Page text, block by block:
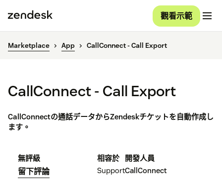
觀看示範
Marketplace App CallConnect - Call Export
CallConnect - Call Export
CallConnectの通話データからZendeskチケットを自動作成し
ます。
無評級
留下評論
相容於
Support
開發人員
CallConnect